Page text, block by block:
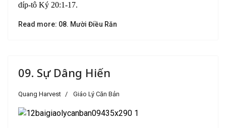
díp-tô Ký 20:1-17.
Read more: 08. Mười Điều Răn
09. Sự Dâng Hiến
Quang Harvest Giáo Lý Căn Bản